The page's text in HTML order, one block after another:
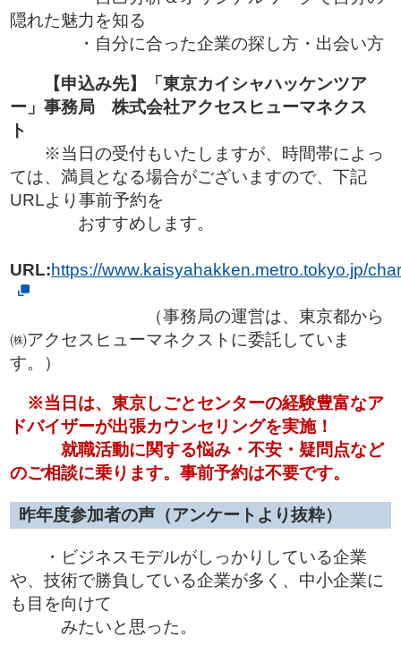
隠れた魅力を知る
・自分に合った企業の探し方・出会い方
【申込み先】「東京カイシャハッケンツア
ー」事務局 株式会社アクセスヒューマネクス
ト
※当日の受付もいたしますが、時間帯によっ
ては、満員となる場合がございますので、下記
URLより事前予約を
おすすめします。
URL:https://www.kaisyahakken.metro.tokyo.jp/
（事務局の運営は、東京都から
㈱アクセスヒューマネクストに委託していま
す。）
※当日は、東京しごとセンターの経験豊富なア
ドバイザーが出張カウンセリングを実施！
就職活動に関する悩み・不安・疑問点など
のご相談に乗ります。事前予約は不要です。
昨年度参加者の声（アンケートより抜粋）
・ビジネスモデルがしっかりしている企業
や、技術で勝負している企業が多く、中小企業に
も目を向けて
みたいと思った。